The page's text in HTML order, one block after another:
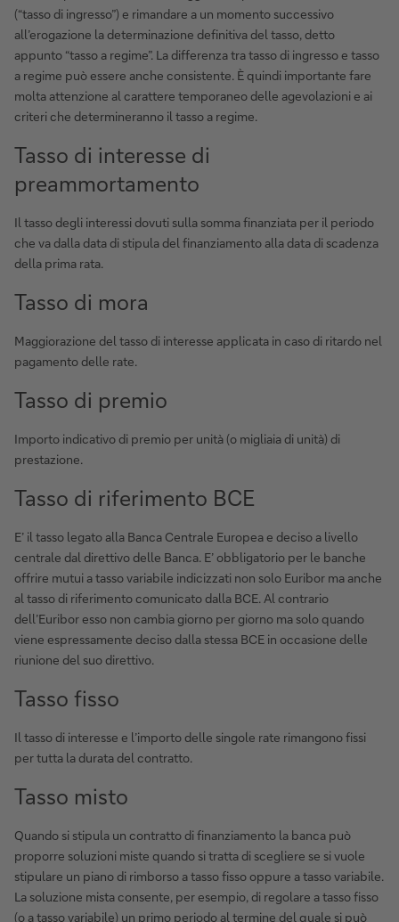
(“tasso di ingresso”) e rimandare a un momento successivo
all’erogazione la determinazione definitiva del tasso, detto
appunto “tasso a regime”. La differenza tra tasso di ingresso e tasso
a regime può essere anche consistente. È quindi importante fare
molta attenzione al carattere temporaneo delle agevolazioni e ai
criteri che determineranno il tasso a regime.
Tasso di interesse di
preammortamento
Il tasso degli interessi dovuti sulla somma finanziata per il periodo
che va dalla data di stipula del finanziamento alla data di scadenza
della prima rata.
Tasso di mora
Maggiorazione del tasso di interesse applicata in caso di ritardo nel
pagamento delle rate.
Tasso di premio
Importo indicativo di premio per unità (o migliaia di unità) di
prestazione.
Tasso di riferimento BCE
E’ il tasso legato alla Banca Centrale Europea e deciso a livello
centrale dal direttivo delle Banca. E’ obbligatorio per le banche
offrire mutui a tasso variabile indicizzati non solo Euribor ma anche
al tasso di riferimento comunicato dalla BCE. Al contrario
dell’Euribor esso non cambia giorno per giorno ma solo quando
viene espressamente deciso dalla stessa BCE in occasione delle
riunione del suo direttivo.
Tasso fisso
Il tasso di interesse e l’importo delle singole rate rimangono fissi
per tutta la durata del contratto.
Tasso misto
Quando si stipula un contratto di finanziamento la banca può
proporre soluzioni miste quando si tratta di scegliere se si vuole
stipulare un piano di rimborso a tasso fisso oppure a tasso variabile.
La soluzione mista consente, per esempio, di regolare a tasso fisso
(o a tasso variabile) un primo periodo al termine del quale si può